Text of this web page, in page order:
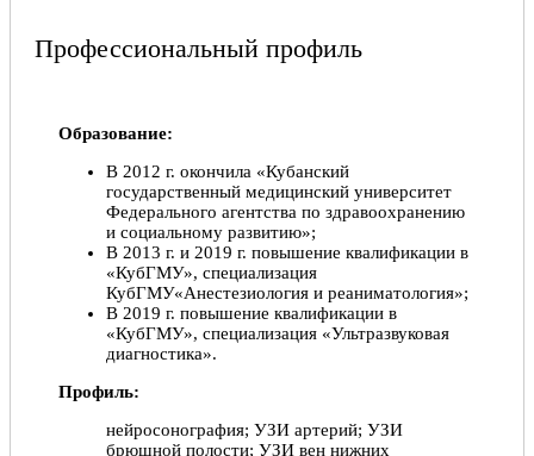
Профессиональный профиль
Образование:
В 2012 г. окончила «Кубанский
государственный медицинский университет
Федерального агентства по здравоохранению
и социальному развитию»;
В 2013 г. и 2019 г. повышение квалификации в
«КубГМУ», специализация
КубГМУ«Анестезиология и реаниматология»;
В 2019 г. повышение квалификации в
«КубГМУ», специализация «Ультразвуковая
диагностика».
Профиль:
нейросонография; УЗИ артерий; УЗИ
брюшной полости; УЗИ вен нижних